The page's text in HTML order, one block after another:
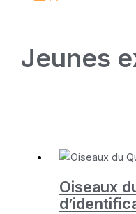
Jeunes
Oiseaux